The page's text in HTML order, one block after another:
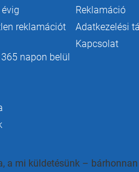
reklamációt
napon belül
Reklamáció
Adatkezelési
Kapcsolat
a mi küldetésünk –